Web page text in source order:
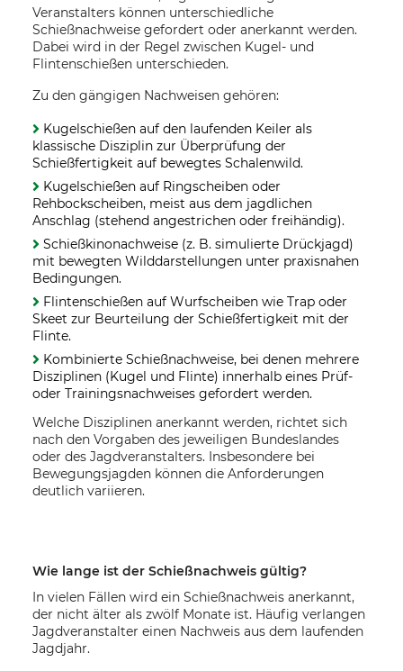
Veranstalters können unterschiedliche
Schießnachweise gefordert oder anerkannt werden.
Dabei wird in der Regel zwischen Kugel- und
Flintenschießen unterschieden.
Zu den gängigen Nachweisen gehören:
Kugelschießen auf den laufenden Keiler als
klassische Disziplin zur Überprüfung der
Schießfertigkeit auf bewegtes Schalenwild.
Kugelschießen auf Ringscheiben oder
Rehbockscheiben, meist aus dem jagdlichen
Anschlag (stehend angestrichen oder freihändig).
Schießkinonachweise (z. B. simulierte Drückjagd)
mit bewegten Wilddarstellungen unter praxisnahen
Bedingungen.
Flintenschießen auf Wurfscheiben wie Trap oder
Skeet zur Beurteilung der Schießfertigkeit mit der
Flinte.
Kombinierte Schießnachweise, bei denen mehrere
Disziplinen (Kugel und Flinte) innerhalb eines Prüf-
oder Trainingsnachweises gefordert werden.
Welche Disziplinen anerkannt werden, richtet sich
nach den Vorgaben des jeweiligen Bundeslandes
oder des Jagdveranstalters. Insbesondere bei
Bewegungsjagden können die Anforderungen
deutlich variieren.
Wie lange ist der Schießnachweis gültig?
In vielen Fällen wird ein Schießnachweis anerkannt,
der nicht älter als zwölf Monate ist. Häufig verlangen
Jagdveranstalter einen Nachweis aus dem laufenden
Jagdjahr.